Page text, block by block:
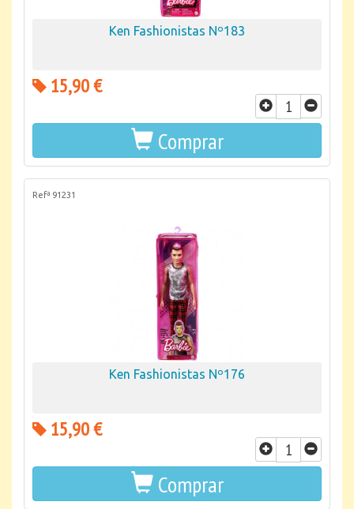
Ken Fashionistas Nº183
15,90 €
Comprar
Refª 91231
Ken Fashionistas Nº176
15,90 €
Comprar